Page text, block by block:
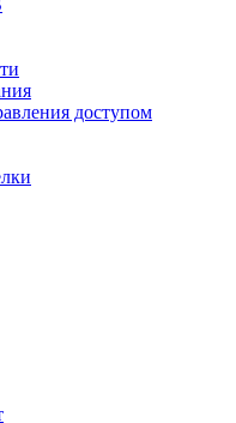
доступом